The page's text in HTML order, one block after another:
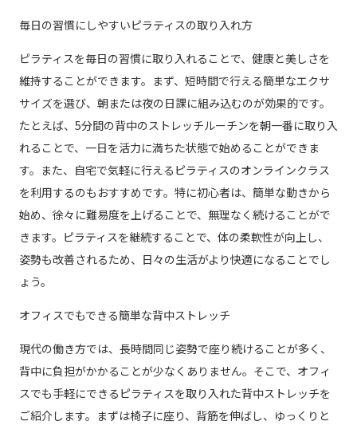
毎日の習慣にしやすいピラティスの取り入れ方
ピラティスを毎日の習慣に取り入れることで、健康と美しさを
維持することができます。まず、短時間で行える簡単なエクサ
サイズを選び、朝または夜の日課に組み込むのが効果的です。
たとえば、5分間の背中のストレッチルーチンを朝一番に取り入
れることで、一日を活力に満ちた状態で始めることができま
す。また、自宅で気軽に行えるピラティスのオンラインクラス
を利用するのもおすすめです。特に初心者は、簡単な動きから
始め、徐々に難易度を上げることで、無理なく続けることがで
きます。ピラティスを継続することで、体の柔軟性が向上し、
姿勢も改善されるため、日々の生活がより快適になることでし
ょう。
オフィスでもできる簡単な背中ストレッチ
現代の働き方では、長時間同じ姿勢で座り続けることが多く、
背中に負担がかかることが少なくありません。そこで、オフィ
スでも手軽にできるピラティスを取り入れた背中ストレッチを
ご紹介します。まずは椅子に座り、背筋を伸ばし、ゆっくりと